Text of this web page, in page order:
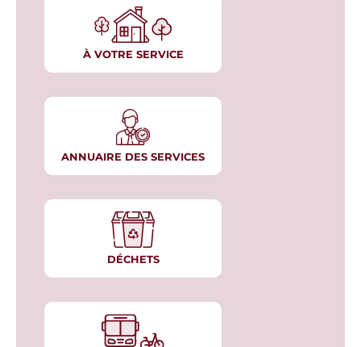
À VOTRE SERVICE
ANNUAIRE DES SERVICES
DÉCHETS